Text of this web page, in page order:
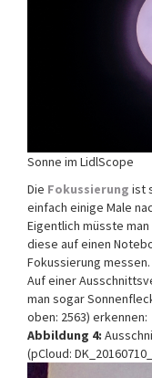
Sonne im LidlScope
Die Fokussierung ist
einfach einige Male
Eigentlich müsste
diese auf einen
Fokussierung messen.
Auf einer
man sogar
oben: 2563) erkennen:
Abbildung 4:
(pCloud: